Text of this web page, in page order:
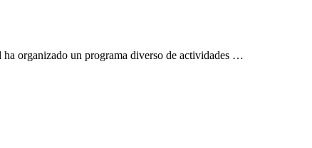
organizado un programa diverso de actividades …